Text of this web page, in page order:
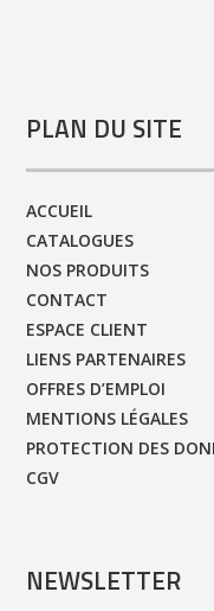
PLAN DU SITE
ACCUEIL
CATALOGUES
NOS PRODUITS
CONTACT
ESPACE CLIENT
LIENS PARTENAIRES
OFFRES D’EMPLOI
MENTIONS LÉGALES
PROTECTION DES
CGV
NEWSLETTER